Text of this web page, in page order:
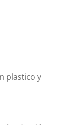
plastico y